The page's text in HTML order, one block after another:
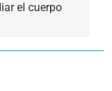
el cuerpo